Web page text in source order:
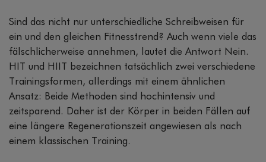
Sind das nicht nur unterschiedliche Schreibweisen für
ein und den gleichen Fitnesstrend? Auch wenn viele das
fälschlicherweise annehmen, lautet die Antwort Nein.
HIT und HIIT bezeichnen tatsächlich zwei verschiedene
Trainingsformen, allerdings mit einem ähnlichen
Ansatz: Beide Methoden sind hochintensiv und
zeitsparend. Daher ist der Körper in beiden Fällen auf
eine längere Regenerationszeit angewiesen als nach
einem klassischen Training.